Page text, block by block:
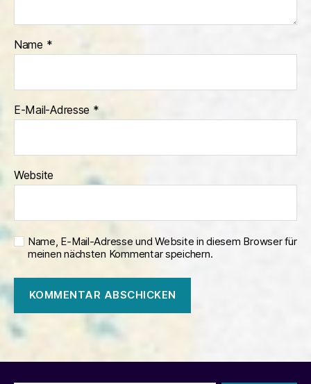
Name *
E-Mail-Adresse *
Website
Name, E-Mail-Adresse und Website in diesem Browser für
meinen nächsten Kommentar speichern.